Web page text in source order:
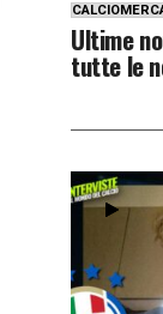
Ultime
tutte le